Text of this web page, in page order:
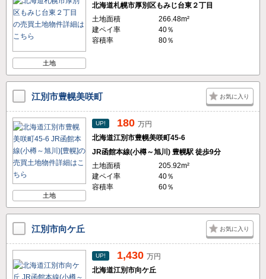
土地
北海道札幌市厚別区もみじ台東２丁目
土地面積
266.48m²
建ペイ率
40％
容積率
80％
江別市豊幌美咲町 お気に入り
土地
UP! 180 万円
北海道江別市豊幌美咲町45-6
JR函館本線(小樽～旭川) 豊幌駅 徒歩9分
土地面積
205.92m²
建ペイ率
40％
容積率
60％
江別市向ケ丘 お気に入り
UP! 1,430 万円
北海道江別市向ケ丘